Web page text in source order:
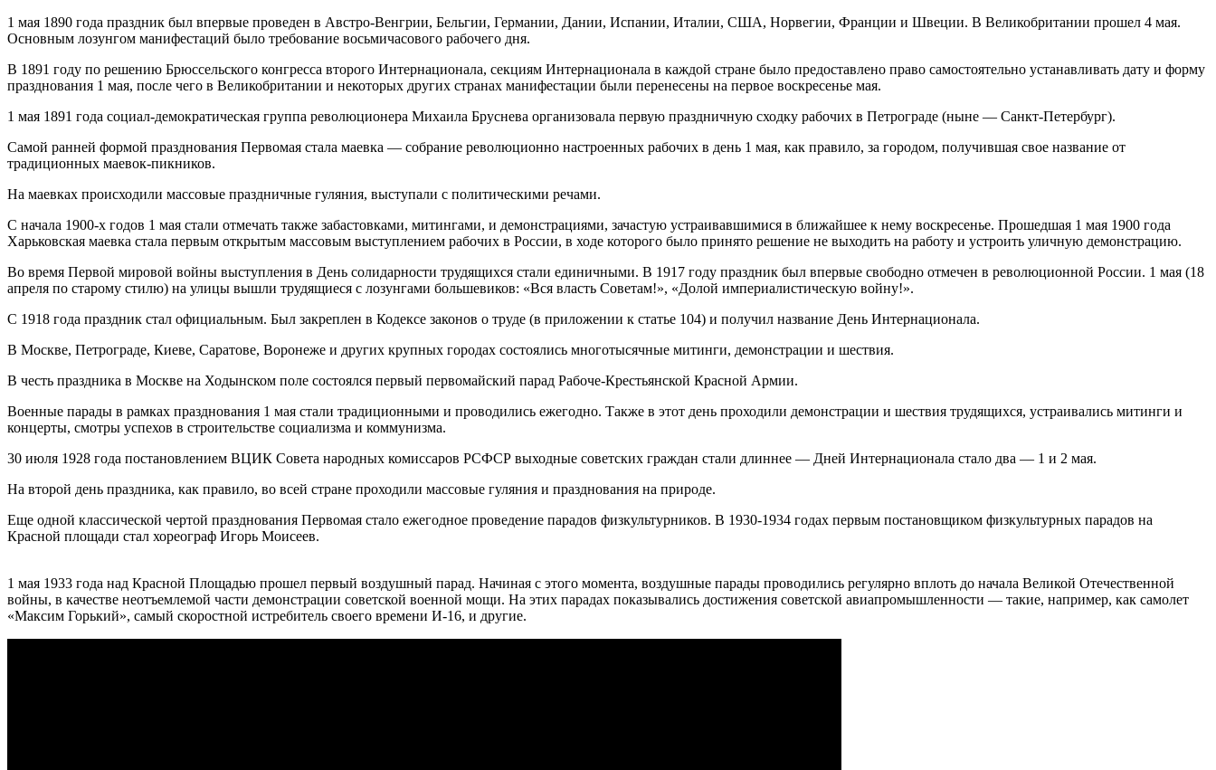
1 мая 1890 года праздник был впервые проведен в Австро-Венгрии, Бельгии, Германии, Дании, Испании, Италии, США, Норвегии, Франции и Швеции. В Великобритании прошел 4 мая.
Основным лозунгом манифестаций было требование восьмичасового рабочего дня.
В 1891 году по решению Брюссельского конгресса второго Интернационала, секциям Интернационала в каждой стране было предоставлено право самостоятельно устанавливать дату и форму
празднования 1 мая, после чего в Великобритании и некоторых других странах манифестации были перенесены на первое воскресенье мая.
1 мая 1891 года социал-демократическая группа революционера Михаила Бруснева организовала первую праздничную сходку рабочих в Петрограде (ныне — Санкт-Петербург).
Самой ранней формой празднования Первомая стала маевка — собрание революционно настроенных рабочих в день 1 мая, как правило, за городом, получившая свое название от
традиционных маевок-пикников.
На маевках происходили массовые праздничные гуляния, выступали с политическими речами.
С начала 1900-х годов 1 мая стали отмечать также забастовками, митингами, и демонстрациями, зачастую устраивавшимися в ближайшее к нему воскресенье. Прошедшая 1 мая 1900 года
Харьковская маевка стала первым открытым массовым выступлением рабочих в России, в ходе которого было принято решение не выходить на работу и устроить уличную демонстрацию.
Во время Первой мировой войны выступления в День солидарности трудящихся стали единичными. В 1917 году праздник был впервые свободно отмечен в революционной России. 1 мая (18
апреля по старому стилю) на улицы вышли трудящиеся с лозунгами большевиков: «Вся власть Советам!», «Долой империалистическую войну!».
С 1918 года праздник стал официальным. Был закреплен в Кодексе законов о труде (в приложении к статье 104) и получил название День Интернационала.
В Москве, Петрограде, Киеве, Саратове, Воронеже и других крупных городах состоялись многотысячные митинги, демонстрации и шествия.
В честь праздника в Москве на Ходынском поле состоялся первый первомайский парад Рабоче-Крестьянской Красной Армии.
Военные парады в рамках празднования 1 мая стали традиционными и проводились ежегодно. Также в этот день проходили демонстрации и шествия трудящихся, устраивались митинги и
концерты, смотры успехов в строительстве социализма и коммунизма.
30 июля 1928 года постановлением ВЦИК Совета народных комиссаров РСФСР выходные советских граждан стали длиннее — Дней Интернационала стало два — 1 и 2 мая.
На второй день праздника, как правило, во всей стране проходили массовые гуляния и празднования на природе.
Еще одной классической чертой празднования Первомая стало ежегодное проведение парадов физкультурников. В 1930-1934 годах первым постановщиком физкультурных парадов на
Красной площади стал хореограф Игорь Моисеев.
1 мая 1933 года над Красной Площадью прошел первый воздушный парад. Начиная с этого момента, воздушные парады проводились регулярно вплоть до начала Великой Отечественной
войны, в качестве неотъемлемой части демонстрации советской военной мощи. На этих парадах показывались достижения советской авиапромышленности — такие, например, как самолет
«Максим Горький», самый скоростной истребитель своего времени И-16, и другие.